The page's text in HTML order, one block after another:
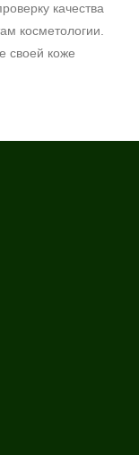
качества
косметологии.
своей коже